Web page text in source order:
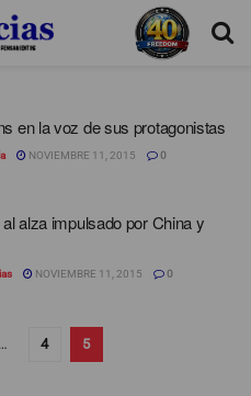
en la voz de sus protagonistas
NOVIEMBRE 11, 2015 0
alza impulsado por China y
NOVIEMBRE 11, 2015 0
… 4 5